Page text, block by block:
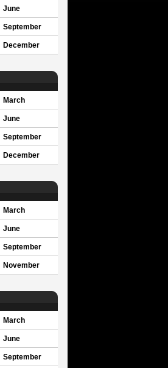
June
September
December
March
June
September
December
March
June
September
November
March
June
September